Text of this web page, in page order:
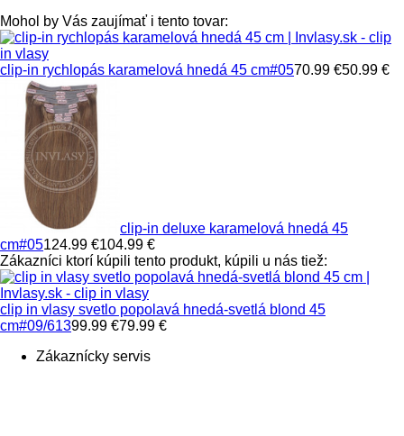
Mohol by Vás zaujímať i tento tovar:
clip-in rychlopás karamelová hnedá 45 cm#0570.99 €50.99 €
clip-in deluxe karamelová hnedá 45
cm#05124.99 €104.99 €
Zákazníci ktorí kúpili tento produkt, kúpili u nás tiež:
clip in vlasy svetlo popolavá hnedá-svetlá blond 45
cm#09/61399.99 €79.99 €
Zákaznícky servis